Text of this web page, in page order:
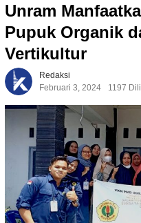
Unram
Pupuk Organik
Vertikultur
Redaksi
Februari 3, 2024
1197